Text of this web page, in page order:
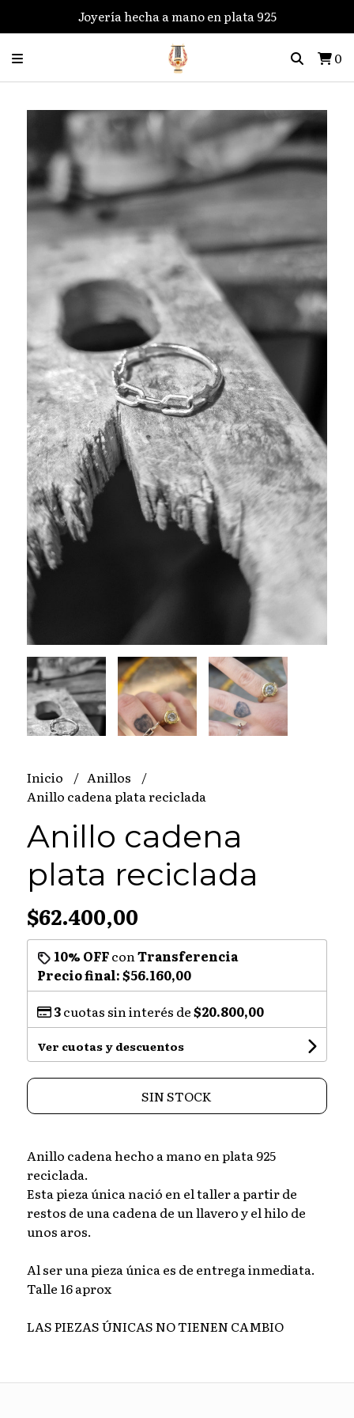
Joyería hecha a mano en plata 925
0
Inicio
Anillos
Anillo cadena plata reciclada
Anillo cadena
plata reciclada
$62.400,00
10% OFFconTransferencia
Precio final:$56.160,00
3cuotas sin interés de$20.800,00
Ver cuotas y descuentos
SIN STOCK
Anillo cadena hecho a mano en plata 925
reciclada.
Esta pieza única nació en el taller a partir de
restos de una cadena de un llavero y el hilo de
unos aros.
Al ser una pieza única es de entrega inmediata.
Talle 16 aprox
LAS PIEZAS ÚNICAS NO TIENEN CAMBIO